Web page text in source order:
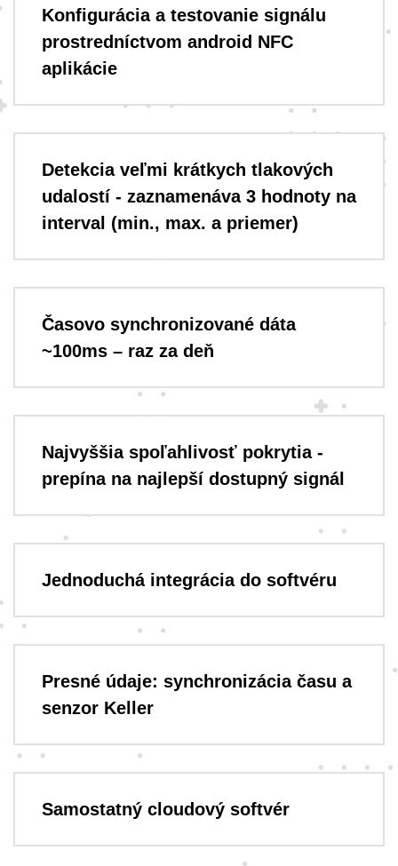
Konfigurácia a testovanie signálu
prostredníctvom android NFC
aplikácie
Detekcia veľmi krátkych tlakových
udalostí - zaznamenáva 3 hodnoty na
interval (min., max. a priemer)
Časovo synchronizované dáta
~100ms – raz za deň
Najvyššia spoľahlivosť pokrytia -
prepína na najlepší dostupný signál
Jednoduchá integrácia do softvéru
Presné údaje: synchronizácia času a
senzor Keller
Samostatný cloudový softvér